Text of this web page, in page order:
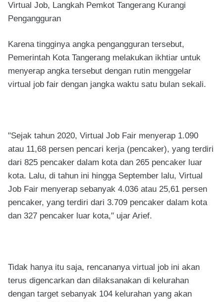
Virtual Job, Langkah Pemkot Tangerang Kurangi
Pengangguran
Karena tingginya angka pengangguran tersebut,
Pemerintah Kota Tangerang melakukan ikhtiar untuk
menyerap angka tersebut dengan rutin menggelar
virtual job fair dengan jangka waktu satu bulan sekali.
"Sejak tahun 2020, Virtual Job Fair menyerap 1.090
atau 11,68 persen pencari kerja (pencaker), yang terdiri
dari 825 pencaker dalam kota dan 265 pencaker luar
kota. Lalu, di tahun ini hingga September lalu, Virtual
Job Fair menyerap sebanyak 4.036 atau 25,61 persen
pencaker, yang terdiri dari 3.709 pencaker dalam kota
dan 327 pencaker luar kota," ujar Arief.
Tidak hanya itu saja, rencananya virtual job ini akan
terus digencarkan dan dilaksanakan di kelurahan
dengan target sebanyak 104 kelurahan yang akan